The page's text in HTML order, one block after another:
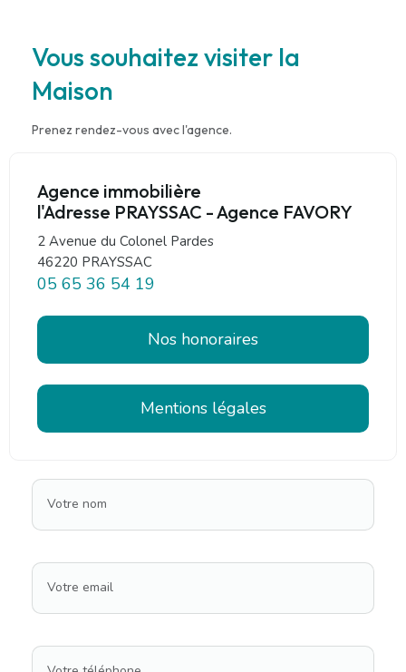
Vous souhaitez visiter la
Maison
Prenez rendez-vous avec l'agence.
Agence immobilière
l'Adresse PRAYSSAC - Agence FAVORY
2 Avenue du Colonel Pardes
46220 PRAYSSAC
05 65 36 54 19
Nos honoraires
Mentions légales
Votre nom
Votre email